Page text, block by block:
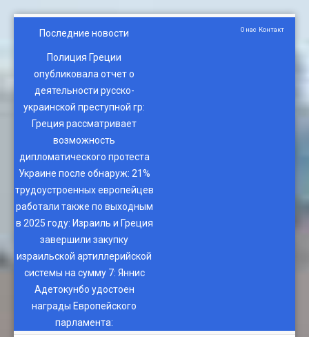
Последние новости
Полиция Греции
опубликовала отчет о
деятельности русско-
украинской преступной гр:
Греция рассматривает
возможность
дипломатического протеста
Украине после обнаруж: 21%
трудоустроенных европейцев
работали также по выходным
в 2025 году: Израиль и Греция
завершили закупку
израильской артиллерийской
системы на сумму 7: Яннис
Адетокунбо удостоен
награды Европейского
парламента:
О нас Контакт